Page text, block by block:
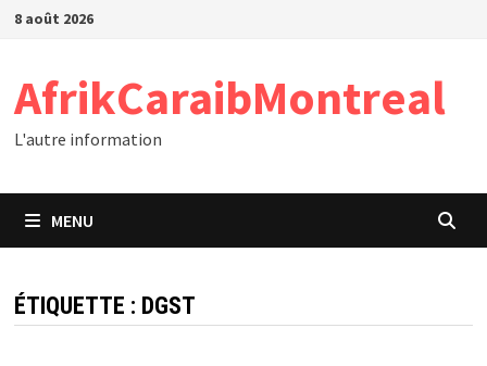
Passer
8 août 2026
AfrikCaraibMontreal
L'autre information
MENU
ÉTIQUETTE : DGST